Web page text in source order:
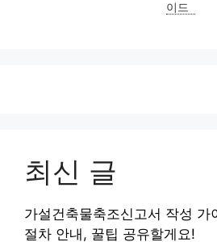
이드
최신 글
가설건축물축조신고서 작성 가
절차 안내, 꿀팁 공유할게요!